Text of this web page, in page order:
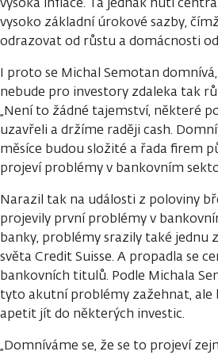
vysoko základní úrokové sazby,
odrazovat od růstu a domácnosti
I proto se Michal Semotan
nebude pro investory zdaleka tak
„Není to žádné tajemství, některé
uzavřeli a držíme raději cash.
měsíce budou složité a řada firem
projeví problémy v bankovním
Narazil tak na události z poloviny
projevily první problémy v
banky, problémy srazily také jednu
světa Credit Suisse. A propadla se
bankovních titulů. Podle Michala
tyto akutní problémy zažehnat,
apetit jít do některých investic.
„Domníváme se, že se to projeví